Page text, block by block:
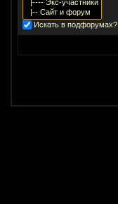
Искать в подфорумах?